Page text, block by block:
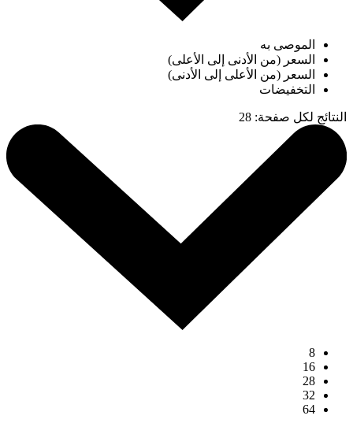
الموصى به
السعر (من الأدنى إلى الأعلى)
السعر (من الأعلى إلى الأدنى)
التخفيضات
النتائج لكل صفحة:
28
8
16
28
32
64